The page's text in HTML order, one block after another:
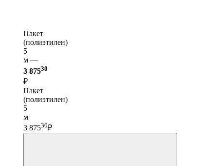
Пакет
(полиэтилен)
5
м —
3 87530
₽
Пакет
(полиэтилен)
5
м
3 87530₽